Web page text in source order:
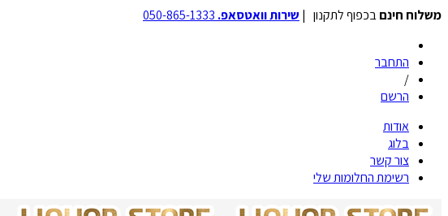
משלוח חינםבכפוף לתקנון | שירות וואטסאפ.
התחבר
/
הרשם
אודות
בלוג
צור קשר
רשימת החלומות שלי